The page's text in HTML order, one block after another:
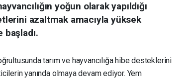
yoğun olarak yapıldığı
azaltmak amacıyla yüksek
başladı.
tarım ve hayvancılığa hibe desteklerini
yanında olmaya devam ediyor. Yem